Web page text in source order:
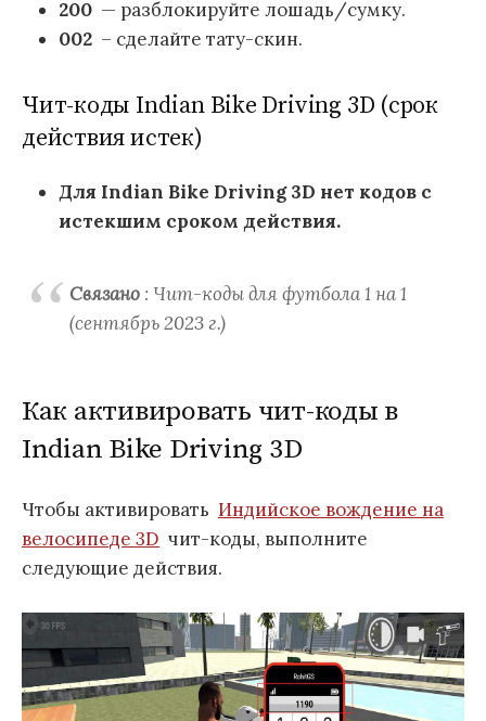
200 — разблокируйте лошадь/сумку.
002 – сделайте тату-скин.
Чит-коды Indian Bike Driving 3D (срок
действия истек)
Для Indian Bike Driving 3D нет кодов с
истекшим сроком действия.
Связано : Чит-коды для футбола 1 на 1
(сентябрь 2023 г.)
Как активировать чит-коды в
Indian Bike Driving 3D
Чтобы активировать Индийское вождение на
велосипеде 3D чит-коды, выполните
следующие действия.